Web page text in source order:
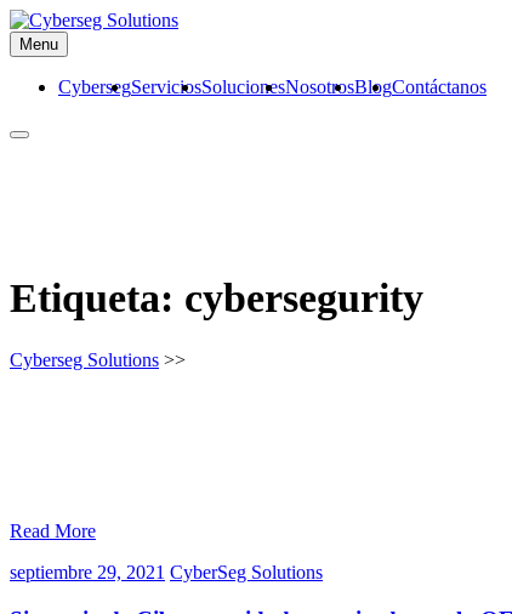
Skip
to
content
Cyberseg Solutions
Menu
CybersegServiciosSolucionesNosotrosBlogContáctanos
Etiqueta: cybersegurity
Cyberseg Solutions >>
Read More
septiembre 29, 2021 septiembre
CyberSeg SolutionsCyberSeg